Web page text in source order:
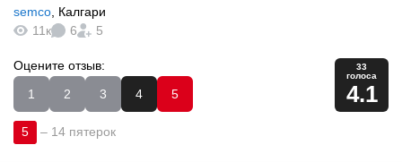
semco Калгари
11к
6 5
Оцените отзыв:
1
2 3 4 5
33
голоса
4.1
5 – 14 пятерок